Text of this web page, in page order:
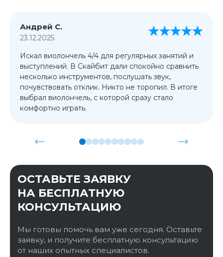
Андрей С.
23.12.2025
Искал виолончель 4/4 для регулярных занятий и
выступлений. В Скайбит дали спокойно сравнить
несколько инструментов, послушать звук,
почувствовать отклик. Никто не торопил. В итоге
выбрал виолончель, с которой сразу стало
комфортно играть.
ОСТАВЬТЕ ЗАЯВКУ
НА БЕСПЛАТНУЮ
КОНСУЛЬТАЦИЮ
Мы готовы помочь вам уже сегодня. Оставьте
заявку, и получите бесплатную консультацию
от наших опытных специалистов.